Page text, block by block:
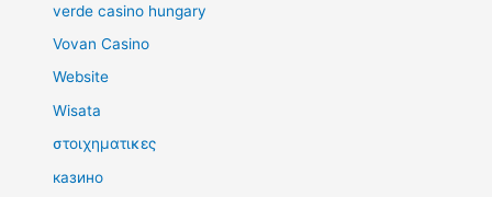
verde casino hungary
Vovan Casino
Website
Wisata
στοιχηματικες
казино